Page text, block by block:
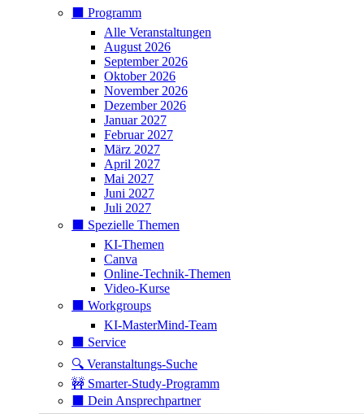
⬛️ Programm
Alle Veranstaltungen
August 2026
September 2026
Oktober 2026
November 2026
Dezember 2026
Januar 2027
Februar 2027
März 2027
April 2027
Mai 2027
Juni 2027
Juli 2027
⬛️ Spezielle Themen
KI-Themen
Canva
Online-Technik-Themen
Video-Kurse
⬛️ Workgroups
KI-MasterMind-Team
⬛️ Service
🔍 Veranstaltungs-Suche
🚧 Smarter-Study-Programm
⬛️ Dein Ansprechpartner